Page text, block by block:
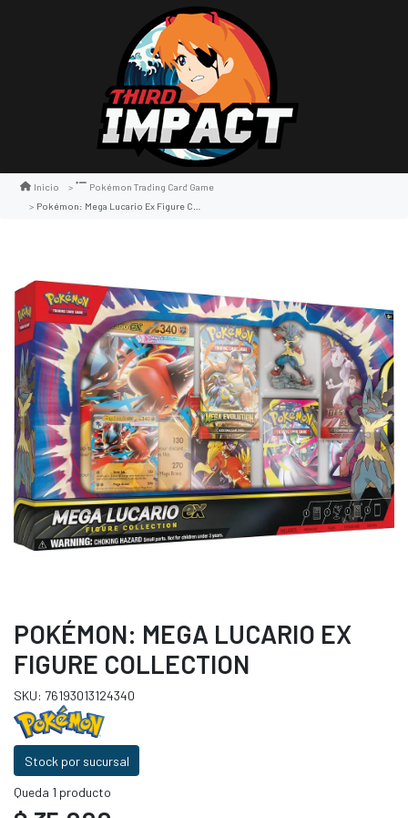
Inicio
Pokémon Trading Card Game
Pokémon: Mega Lucario Ex Figure Collection
POKÉMON: MEGA LUCARIO EX
FIGURE COLLECTION
SKU: 76193013124340
Stock por sucursal
Queda 1 producto